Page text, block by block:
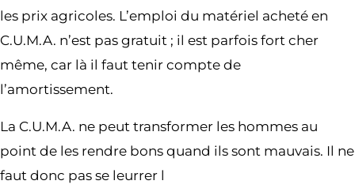
les prix agricoles. L’emploi du matériel acheté en
C.U.M.A. n’est pas gratuit ; il est parfois fort cher
même, car là il faut tenir compte de
l’amortissement.
La C.U.M.A. ne peut transformer les hommes au
point de les rendre bons quand ils sont mauvais. Il ne
faut donc pas se leurrer l